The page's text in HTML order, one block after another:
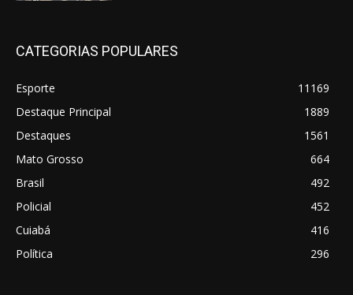
CATEGORIAS POPULARES
Esporte
11169
Destaque Principal
1889
Destaques
1561
Mato Grosso
664
Brasil
492
Policial
452
Cuiabá
416
Política
296